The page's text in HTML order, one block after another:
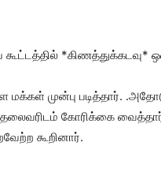
*கிணத்துக்கடவு*
முன்பு படித்தார்.
கோரிக்கை வைத்தார்‌
கூறினார்.